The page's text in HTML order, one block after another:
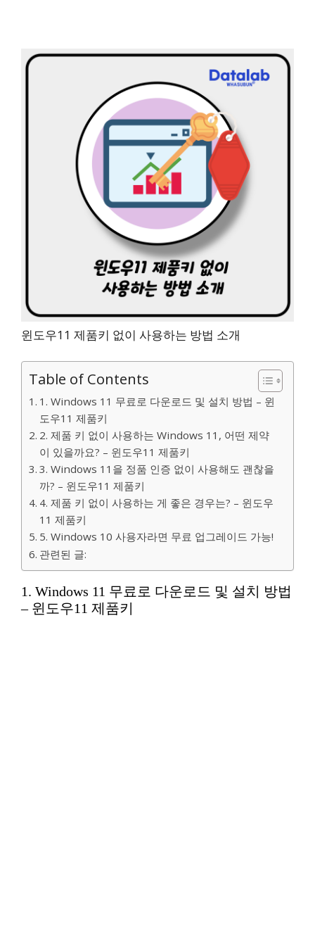
윈도우11 제품키 없이 사용하는 방법 소개
Table of Contents
1. Windows 11 무료로 다운로드 및 설치 방법 – 윈
도우11 제품키
2. 제품 키 없이 사용하는 Windows 11, 어떤 제약
이 있을까요? – 윈도우11 제품키
3. Windows 11을 정품 인증 없이 사용해도 괜찮을
까? – 윈도우11 제품키
4. 제품 키 없이 사용하는 게 좋은 경우는? – 윈도우
11 제품키
5. Windows 10 사용자라면 무료 업그레이드 가능!
관련된 글:
1. Windows 11 무료로 다운로드 및 설치 방법
– 윈도우11 제품키